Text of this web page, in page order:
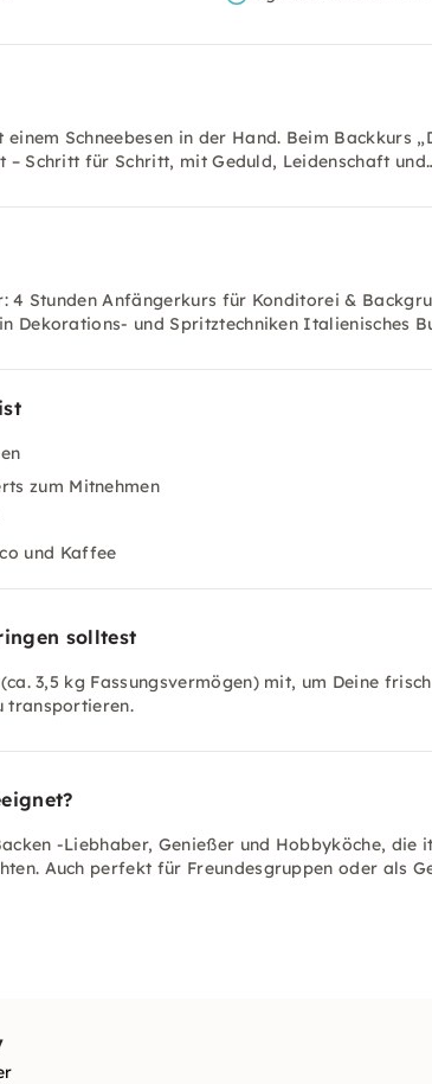
Schneebesen in der Hand. Beim Backkurs
– Schritt für Schritt, mit Geduld, Leidenschaft
4 Stunden Anfängerkurs für Konditorei &
Dekorations- und Spritztechniken Italienisches
zum Mitnehmen
und Kaffee
solltest
3,5 kg Fassungsvermögen) mit, um Deine
transportieren.
-Liebhaber, Genießer und Hobbyköche, die
Auch perfekt für Freundesgruppen oder als